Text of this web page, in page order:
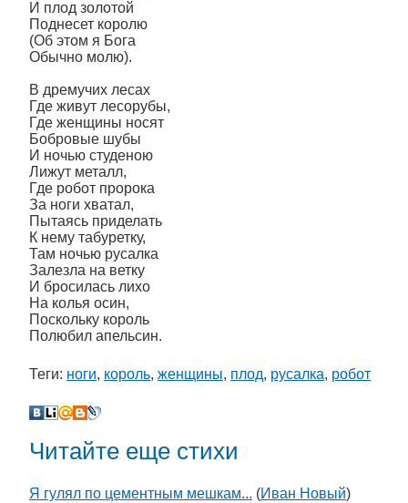
И плод золотой
Поднесет королю
(Об этом я Бога
Обычно молю).
В дремучих лесах
Где живут лесорубы,
Где женщины носят
Бобровые шубы
И ночью студеною
Лижут металл,
Где робот пророка
За ноги хватал,
Пытаясь приделать
К нему табуретку,
Там ночью русалка
Залезла на ветку
И бросилась лихо
На колья осин,
Поскольку король
Полюбил апельсин.
Теги: ноги, король, женщины, плод, русалка, робот
Читайте еще стихи
Я гулял по цементным мешкам... (Иван Новый)